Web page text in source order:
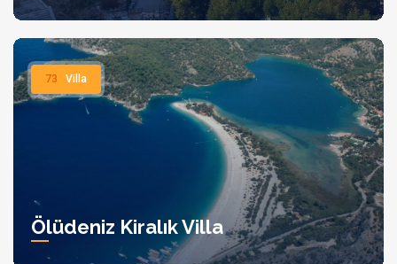
Tipi: Tripleks villa, 180 m² Villa Bianca, modern tasarımı ve
sunmaktadır.
73 Villa
Ölüdeniz Kiralık Villa